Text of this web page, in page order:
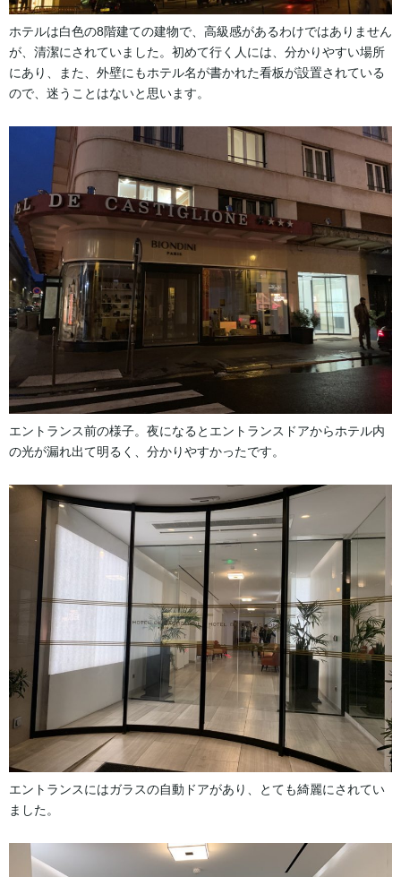
ホテルは白色の8階建ての建物で、高級感があるわけではありません
が、清潔にされていました。初めて行く人には、分かりやすい場所
にあり、また、外壁にもホテル名が書かれた看板が設置されている
ので、迷うことはないと思います。
エントランス前の様子。夜になるとエントランスドアからホテル内
の光が漏れ出て明るく、分かりやすかったです。
エントランスにはガラスの自動ドアがあり、とても綺麗にされてい
ました。